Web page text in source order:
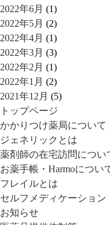
2022年6月 (1)
2022年5月 (2)
2022年4月 (1)
2022年3月 (3)
2022年2月 (1)
2022年1月 (2)
2021年12月 (5)
トップページ
かかりつけ薬局について
ジェネリックとは
薬剤師の在宅訪問につい
お薬手帳・Harmoについ
フレイルとは
セルフメディケーション
お知らせ